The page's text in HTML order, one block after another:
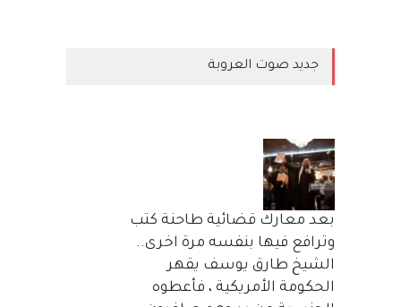
جديد صوت العروبة
بعد معارك قضائية طاحنة كتب
وترافع فيها بنفسه مرة اخرى..
الشيخ طارق يوسف يقهر
الحكومة الأمريكية ، فأعطوه